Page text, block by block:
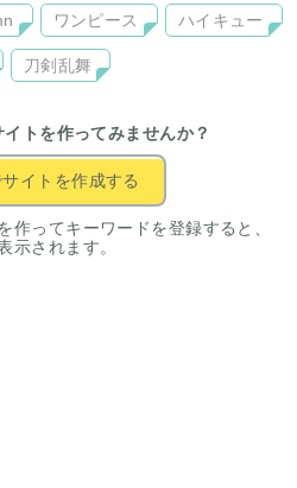
ワンピース ハイキュー
刀剣乱舞
トを作ってみませんか？
サイトを作成する
作ってキーワードを登録すると、
示されます。